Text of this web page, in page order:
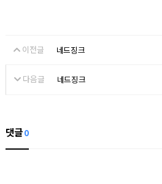
이전글 네드징크
다음글 네드징크
댓글0